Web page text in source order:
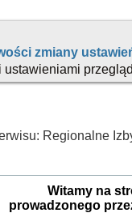
Witamy na
prowadzonego